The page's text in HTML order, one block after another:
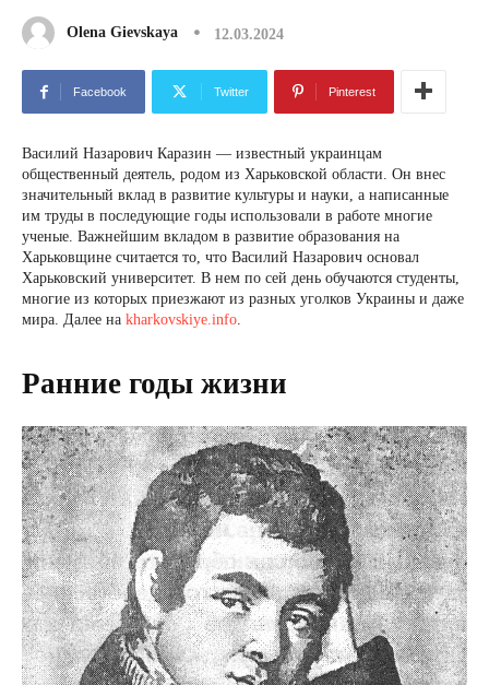
Olena Gievskaya 12.03.2024
Facebook Twitter Pinterest
Василий Назарович Каразин — известный украинцам
общественный деятель, родом из Харьковской области. Он внес
значительный вклад в развитие культуры и науки, а написанные
им труды в последующие годы использовали в работе многие
ученые. Важнейшим вкладом в развитие образования на
Харьковщине считается то, что Василий Назарович основал
Харьковский университет. В нем по сей день обучаются студенты,
многие из которых приезжают из разных уголков Украины и даже
мира. Далее на kharkovskiye.info.
Ранние годы жизни